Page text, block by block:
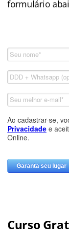
formulário
Curso